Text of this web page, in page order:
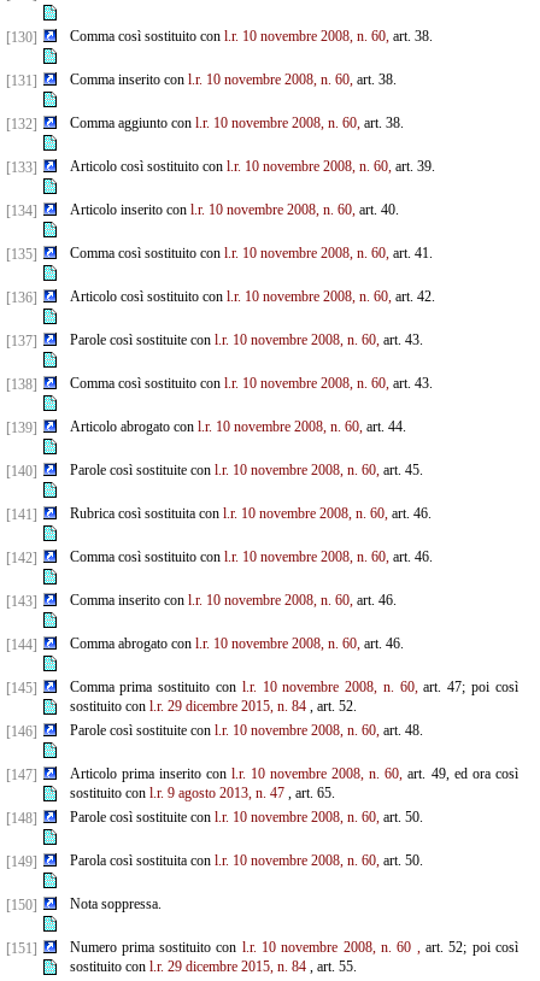
[130] Comma così sostituito con l.r. 10 novembre 2008, n. 60,art. 38.
[131] Comma inserito con l.r. 10 novembre 2008, n. 60,art. 38.
[132] Comma aggiunto con l.r. 10 novembre 2008, n. 60,art. 38.
[133] Articolo così sostituito con l.r. 10 novembre 2008, n. 60,art. 39.
[134] Articolo inserito con l.r. 10 novembre 2008, n. 60,art. 40.
[135] Comma così sostituito con l.r. 10 novembre 2008, n. 60,art. 41.
[136] Articolo così sostituito con l.r. 10 novembre 2008, n. 60,art. 42.
[137] Parole così sostituite con l.r. 10 novembre 2008, n. 60,art. 43.
[138] Comma così sostituito con l.r. 10 novembre 2008, n. 60,art. 43.
[139] Articolo abrogato con l.r. 10 novembre 2008, n. 60,art. 44.
[140] Parole così sostituite con l.r. 10 novembre 2008, n. 60,art. 45.
[141] Rubrica così sostituita con l.r. 10 novembre 2008, n. 60,art. 46.
[142] Comma così sostituito con l.r. 10 novembre 2008, n. 60,art. 46.
[143] Comma inserito con l.r. 10 novembre 2008, n. 60,art. 46.
[144] Comma abrogato con l.r. 10 novembre 2008, n. 60,art. 46.
[145] Comma prima sostituito con l.r. 10 novembre 2008, n. 60,art. 47; poi così
sostituito con l.r. 29 dicembre 2015, n. 84, art. 52.
[146]
Parole così sostituite con l.r. 10 novembre 2008, n. 60,art. 48.
[147] Articolo prima inserito con l.r. 10 novembre 2008, n. 60, art. 49, ed ora così
sostituito con l.r. 9 agosto 2013, n. 47, art. 65.
[148]
Parole così sostituite con l.r. 10 novembre 2008, n. 60,art. 50.
[149] Parola così sostituita con l.r. 10 novembre 2008, n. 60,art. 50.
[150] Nota soppressa.
[151] Numero prima sostituito con l.r. 10 novembre 2008, n. 60 ,art. 52; poi così
sostituito con l.r. 29 dicembre 2015, n. 84, art. 55.